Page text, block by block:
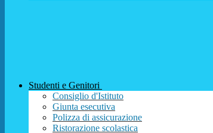
Studenti e Genitori
Consiglio d'Istituto
Giunta esecutiva
Polizza di assicurazione
Ristorazione scolastica